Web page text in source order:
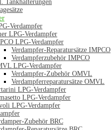
Tankhalterungen
Verdampfer
LPG-Verdampfer
LPG-Verdampfer
Verdampfer-Reparatursätze IMPCO
Verdampferzubehör IMPCO
LPG-Verdampfer
Verdampfer-Zubehör OMVL
Verdampferreparatursätze OMVL
LPG-Verdampfer
LPG-Verdampfer
LPG-Verdampfer
Zubehör BRC